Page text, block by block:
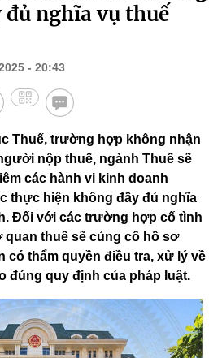
nghĩa vụ thuế
- 20:43
Thuế, trường hợp không nhận
nộp thuế, ngành Thuế sẽ
các hành vi kinh doanh
thực hiện không đầy đủ nghĩa
Đối với các trường hợp cố tình
quan thuế sẽ củng cố hồ sơ
có thẩm quyền điều tra, xử lý về
đúng quy định của pháp luật.